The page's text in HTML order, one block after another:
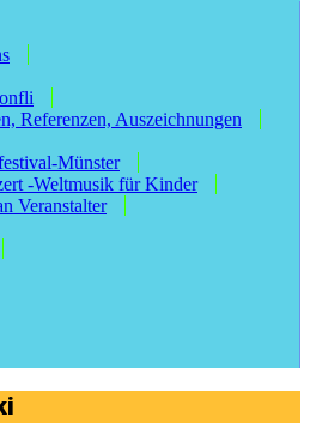
Referenzen, Auszeichnungen
Münster
-Weltmusik für Kinder
Veranstalter